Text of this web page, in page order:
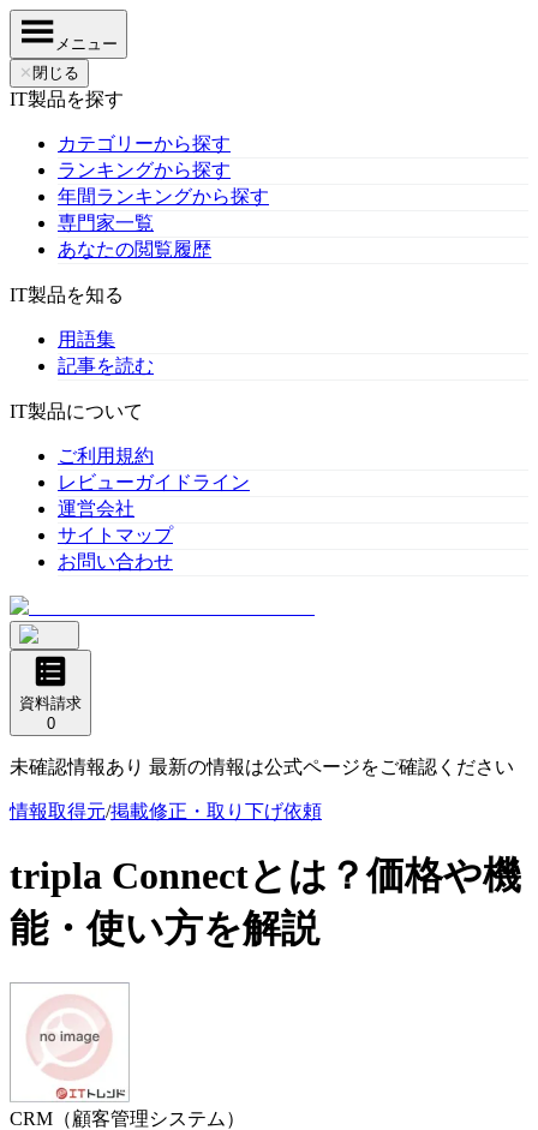
メニュー
✕ 閉じる
IT製品を探す
カテゴリーから探す
ランキングから探す
年間ランキングから探す
専門家一覧
あなたの閲覧履歴
IT製品を知る
用語集
記事を読む
IT製品について
ご利用規約
レビューガイドライン
運営会社
サイトマップ
お問い合わせ
資料請求
0
未確認情報あり 最新の情報は公式ページをご確認ください
情報取得元/掲載修正・取り下げ依頼
tripla Connectとは？価格や機
能・使い方を解説
CRM（顧客管理システム）